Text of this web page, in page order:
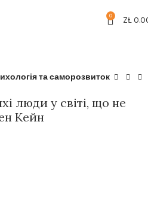
0 ZŁ
та саморозвиток
люди у світі, що не
Кейн